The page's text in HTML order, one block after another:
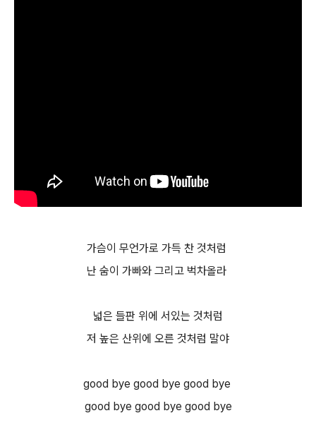
가슴이 무언가로 가득 찬 것처럼
난 숨이 가빠와 그리고 벅차올라
넓은 들판 위에 서있는 것처럼
저 높은 산위에 오른 것처럼 말야
good bye good bye good bye
good bye good bye good bye